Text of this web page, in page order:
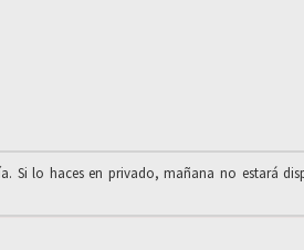
Si lo haces en privado, mañana no estará